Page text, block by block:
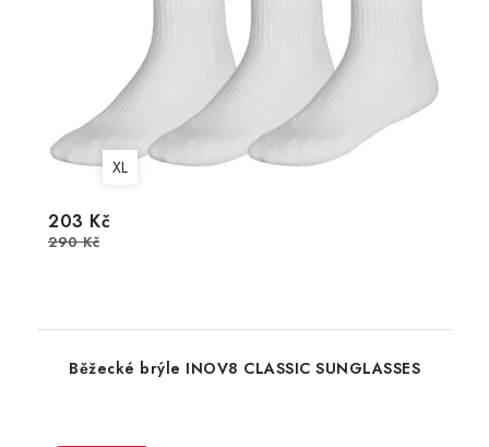
XL
203 Kč
290 Kč
Běžecké brýle INOV8 CLASSIC SUNGLASSES